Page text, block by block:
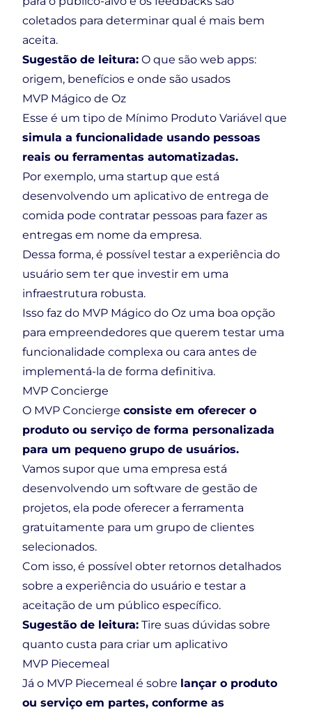
coletados para determinar qual é mais bem
aceita.
Sugestão de leitura: O que são web apps:
origem, benefícios e onde são usados
MVP Mágico de Oz
Esse é um tipo de Mínimo Produto Variável que
simula a funcionalidade usando pessoas
reais ou ferramentas automatizadas.
Por exemplo, uma startup que está
desenvolvendo um aplicativo de entrega de
comida pode contratar pessoas para fazer as
entregas em nome da empresa.
Dessa forma, é possível testar a experiência do
usuário sem ter que investir em uma
infraestrutura robusta.
Isso faz do MVP Mágico do Oz uma boa opção
para empreendedores que querem testar uma
funcionalidade complexa ou cara antes de
implementá-la de forma definitiva.
MVP Concierge
O MVP Concierge consiste em oferecer o
produto ou serviço de forma personalizada
para um pequeno grupo de usuários.
Vamos supor que uma empresa está
desenvolvendo um software de gestão de
projetos, ela pode oferecer a ferramenta
gratuitamente para um grupo de clientes
selecionados.
Com isso, é possível obter retornos detalhados
sobre a experiência do usuário e testar a
aceitação de um público específico.
Sugestão de leitura: Tire suas dúvidas sobre
quanto custa para criar um aplicativo
MVP Piecemeal
Já o MVP Piecemeal é sobre lançar o produto
ou serviço em partes, conforme as